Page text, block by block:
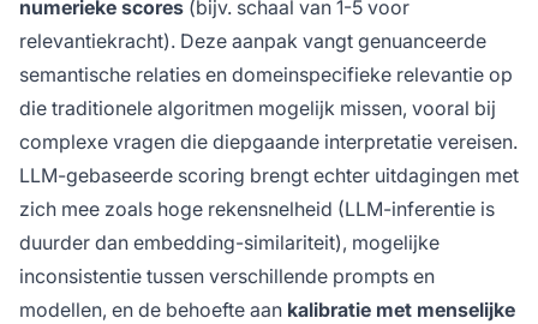
numerieke scores (bijv. schaal van 1-5 voor
relevantiekracht). Deze aanpak vangt genuanceerde
semantische relaties en domeinspecifieke relevantie op
die traditionele algoritmen mogelijk missen, vooral bij
complexe vragen die diepgaande interpretatie vereisen.
LLM-gebaseerde scoring brengt echter uitdagingen met
zich mee zoals hoge rekensnelheid (LLM-inferentie is
duurder dan embedding-similariteit), mogelijke
inconsistentie tussen verschillende prompts en
modellen, en de behoefte aan kalibratie met menselijke